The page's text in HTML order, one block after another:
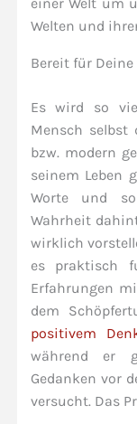
Welten und
Bereit für Deine
Es wird so
Mensch selbst
bzw. modern
seinem Leben
Worte und
Wahrheit
wirklich
es praktisch
Erfahrungen
dem
positivem
während er
Gedanken vor
versucht. Das